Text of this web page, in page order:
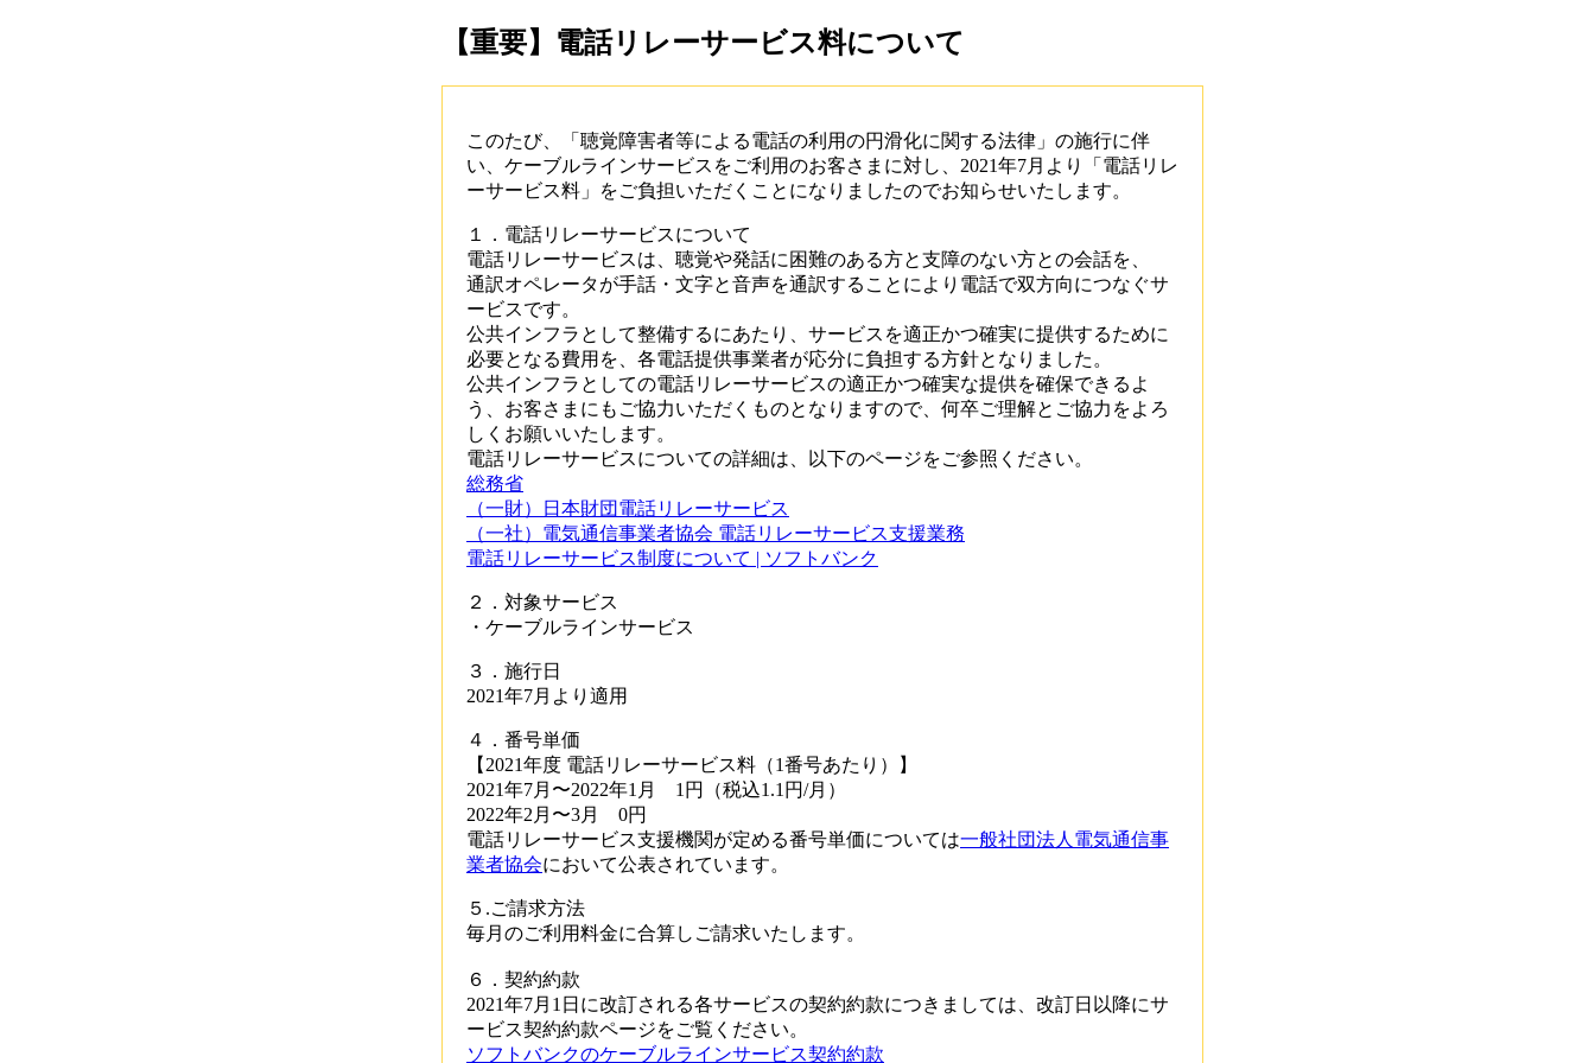
【重要】電話リレーサービス料について
このたび、「聴覚障害者等による電話の利用の円滑化に関する法律」の施行に伴
い、ケーブルラインサービスをご利用のお客さまに対し、2021年7月より「電話リレ
ーサービス料」をご負担いただくことになりましたのでお知らせいたします。
１．電話リレーサービスについて
電話リレーサービスは、聴覚や発話に困難のある方と支障のない方との会話を、
通訳オペレータが手話・文字と音声を通訳することにより電話で双方向につなぐサ
ービスです。
公共インフラとして整備するにあたり、サービスを適正かつ確実に提供するために
必要となる費用を、各電話提供事業者が応分に負担する方針となりました。
公共インフラとしての電話リレーサービスの適正かつ確実な提供を確保できるよ
う、お客さまにもご協力いただくものとなりますので、何卒ご理解とご協力をよろ
しくお願いいたします。
電話リレーサービスについての詳細は、以下のページをご参照ください。
総務省
（一財）日本財団電話リレーサービス
（一社）電気通信事業者協会 電話リレーサービス支援業務
電話リレーサービス制度について | ソフトバンク
２．対象サービス
・ケーブルラインサービス
３．施行日
2021年7月より適用
４．番号単価
【2021年度 電話リレーサービス料（1番号あたり）】
2021年7月〜2022年1月 1円（税込1.1円/月）
2022年2月〜3月 0円
電話リレーサービス支援機関が定める番号単価については一般社団法人電気通信事
業者協会において公表されています。
５.ご請求方法
毎月のご利用料金に合算しご請求いたします。
６．契約約款
2021年7月1日に改訂される各サービスの契約約款につきましては、改訂日以降にサ
ービス契約約款ページをご覧ください。
ソフトバンクのケーブルラインサービス契約約款